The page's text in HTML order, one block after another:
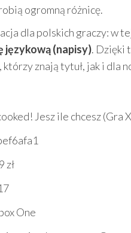
ogromną różnicę.
dla polskich graczy: w
językową (napisy). Dzięki
znają tytuł, jak i dla
Jesz ile chcesz (Gra
zł
One